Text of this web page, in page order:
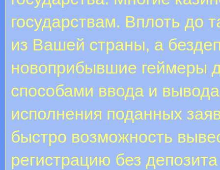
государствам. Вплоть до
из Вашей страны, а
новоприбывшие геймеры
способами ввода и
исполнения поданных
быстро возможность
регистрацию без